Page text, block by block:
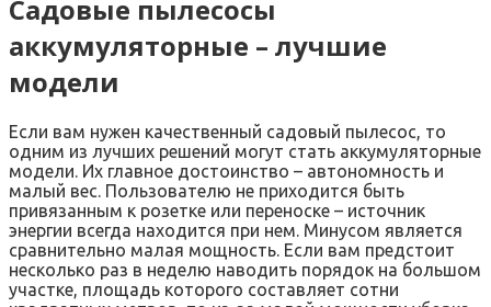
Садовые пылесосы
аккумуляторные – лучшие
модели
Если вам нужен качественный садовый пылесос, то
одним из лучших решений могут стать аккумуляторные
модели. Их главное достоинство – автономность и
малый вес. Пользователю не приходится быть
привязанным к розетке или переноске – источник
энергии всегда находится при нем. Минусом является
сравнительно малая мощность. Если вам предстоит
несколько раз в неделю наводить порядок на большом
участке, площадь которого составляет сотни